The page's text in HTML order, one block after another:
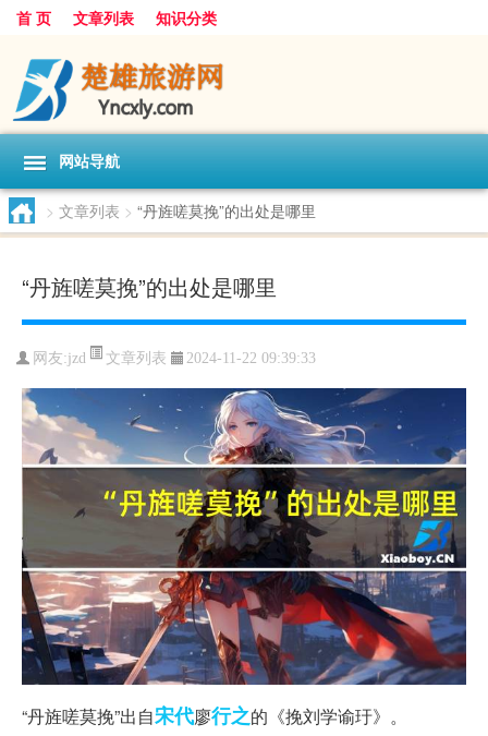
首 页 文章列表 知识分类
网站导航
> 文章列表 > “丹旌嗟莫挽”的出处是哪里
“丹旌嗟莫挽”的出处是哪里
网友:jzd 文章列表 2024-11-22 09:39:33
“丹旌嗟莫挽”出自宋代廖行之的《挽刘学谕玗》。